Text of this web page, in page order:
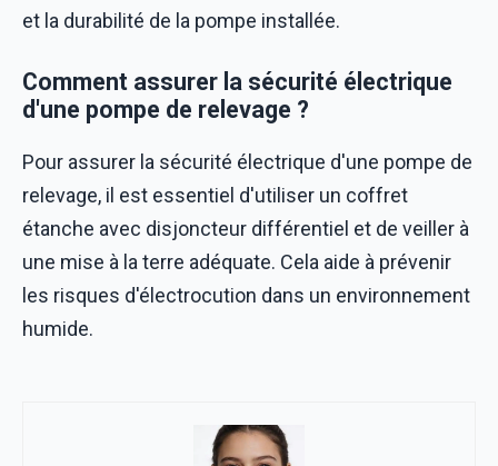
et la durabilité de la pompe installée.
Comment assurer la sécurité électrique
d'une pompe de relevage ?
Pour assurer la sécurité électrique d'une pompe de
relevage, il est essentiel d'utiliser un coffret
étanche avec disjoncteur différentiel et de veiller à
une mise à la terre adéquate. Cela aide à prévenir
les risques d'électrocution dans un environnement
humide.